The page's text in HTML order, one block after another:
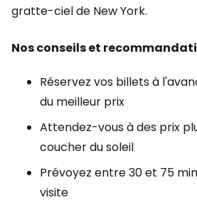
gratte-ciel de New York.
Nos conseils et
Réservez vos billets à
du meilleur prix
Attendez-vous à des prix
coucher du soleil
Prévoyez entre 30 et 75
visite